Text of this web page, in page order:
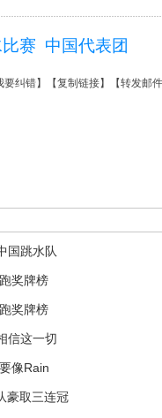
赛 中国代表团
要纠错】【复制链接】【转发邮件
国跳水队
奖牌榜
奖牌榜
信这一切
像Rain
豪取三连冠